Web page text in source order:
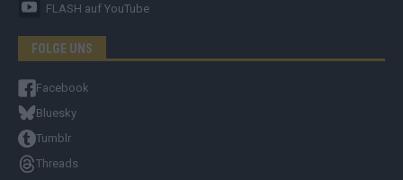
FLASH auf YouTube
FOLGE UNS
Facebook
Bluesky
Tumblr
Threads